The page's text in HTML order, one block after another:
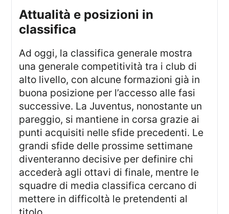
attualità e posizioni in
classifica
Ad oggi, la classifica generale mostra
una generale competitività tra i club di
alto livello, con alcune formazioni già in
buona posizione per l’accesso alle fasi
successive. La Juventus, nonostante un
pareggio, si mantiene in corsa grazie ai
punti acquisiti nelle sfide precedenti. Le
grandi sfide delle prossime settimane
diventeranno decisive per definire chi
accederà agli ottavi di finale, mentre le
squadre di media classifica cercano di
mettere in difficoltà le pretendenti al